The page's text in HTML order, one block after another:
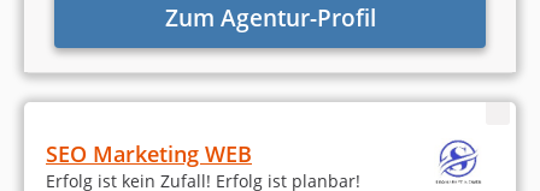
Zum Agentur-Profil
SEO Marketing WEB
Erfolg ist kein Zufall! Erfolg ist planbar!